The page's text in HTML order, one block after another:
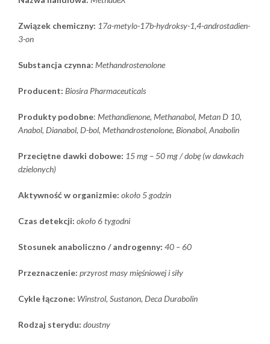
Związek chemiczny: 17a-metylo-17b-hydroksy-1,4-androstadien-
3-on
Substancja czynna: Methandrostenolone
Producent: Biosira Pharmaceuticals
Produkty podobne: Methandienone, Methanabol, Metan D 10,
Anabol, Dianabol, D-bol, Methandrostenolone, Bionabol, Anabolin
Przeciętne dawki dobowe: 15 mg – 50 mg / dobę (w dawkach
dzielonych)
Aktywność w organizmie: około 5 godzin
Czas detekcji: około 6 tygodni
Stosunek anaboliczno / androgenny: 40 – 60
Przeznaczenie: przyrost masy mięśniowej i siły
Cykle łączone: Winstrol, Sustanon, Deca Durabolin
Rodzaj sterydu: doustny